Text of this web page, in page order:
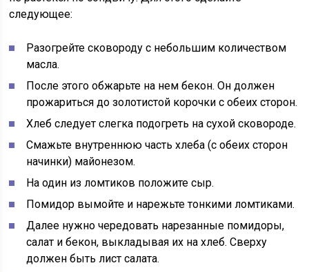
следующее:
Разогрейте сковороду с небольшим количеством
масла.
После этого обжарьте на нем бекон. Он должен
прожариться до золотистой корочки с обеих сторон.
Хлеб следует слегка подогреть на сухой сковороде.
Смажьте внутреннюю часть хлеба (с обеих сторон
начинки) майонезом.
На один из ломтиков положите сыр.
Помидор вымойте и нарежьте тонкими ломтиками.
Далее нужно чередовать нарезанные помидоры,
салат и бекон, выкладывая их на хлеб. Сверху
должен быть лист салата.